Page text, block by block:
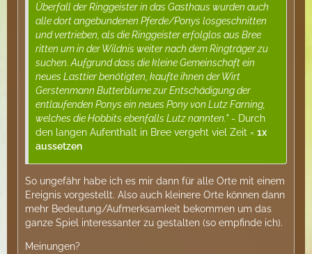
Überfall der Ringgeister in das Gasthaus wurden auch
alle dort angebundenen Pferde/Ponys losgeschnitten
und vertrieben, als die Ringgeister erfolglos aus Bree
ritten um in der Wildnis weiter nach dem Ringträger zu
suchen. Aufgrund dass die kleine Gemeinschaft ein
neues Lasttier benötigten, kaufte ihnen der Wirt
Gerstenmann Butterblume zur Entschädigung der
entlaufenden Ponys ein neues Pony von Lutz Farning,
welches die Hobbits ebenfalls Lutz nannten."- Durch
den langen Aufenthalt in Bree vergeht viel Zeit = 1x
aussetzen
So ungefähr habe ich es mir dann für alle Orte mit einem
Ereignis vorgestellt. Also auch kleinere Orte können dann
mehr Bedeutung/Aufmerksamkeit bekommen um das
ganze Spiel interessanter zu gestalten (so empfinde ich).
Meinungen?